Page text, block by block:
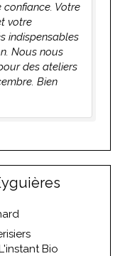
Votre
votre
indispensables
Nous nous
des ateliers
Bien
Bio